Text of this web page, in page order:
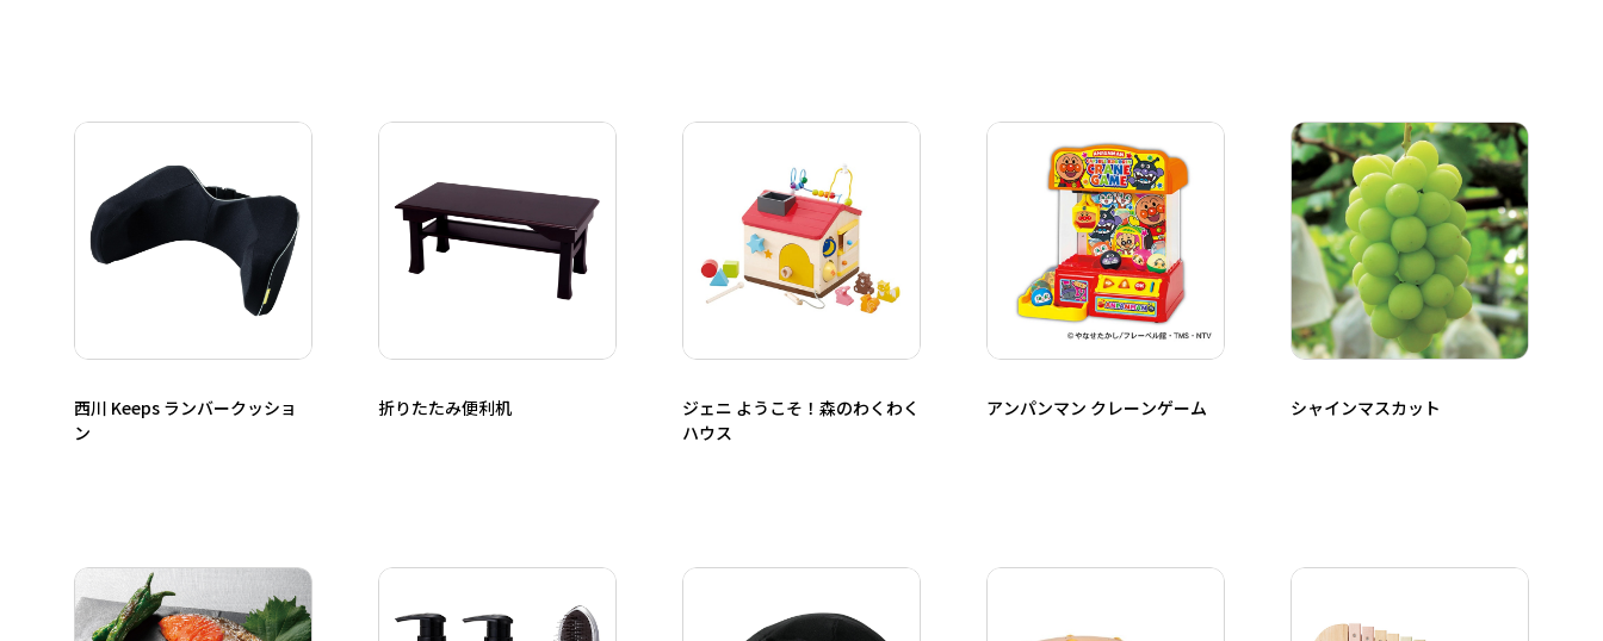
西川 Keeps ランバークッショ
ン
折りたたみ便利机
ジェニ ようこそ！森のわくわく
ハウス
アンパンマン クレーンゲーム シャインマスカット